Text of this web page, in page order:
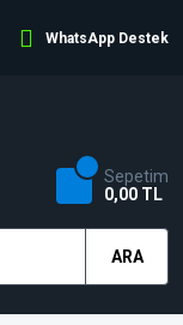
WhatsApp Destek
ARA
Sepetim
0,00 TL